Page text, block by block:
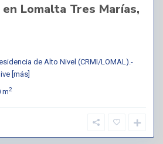
Lomalta Tres Marías,
de Alto Nivel (CRMI/LOMAL).-
[más]
m2